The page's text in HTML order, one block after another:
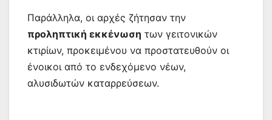
Παράλληλα, οι αρχές ζήτησαν την
προληπτική εκκένωση των γειτονικών
κτιρίων, προκειμένου να προστατευθούν οι
ένοικοι από το ενδεχόμενο νέων,
αλυσιδωτών καταρρεύσεων.